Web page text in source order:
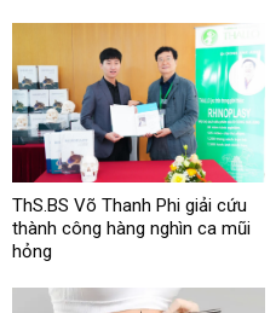
ThS.BS Võ Thanh Phi giải cứu
thành công hàng nghìn ca mũi
hỏng